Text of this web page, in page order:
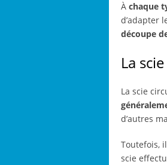
À chaque
d’adapter
découpe
La
La scie
d’autres
Toutefois,
scie